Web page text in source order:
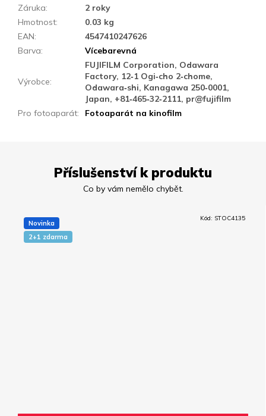
Příslušenství k produktu
Novinka
2+1 zdarma
Kód: STOC4135
Záruka:
2 roky
Hmotnost:
0.03 kg
EAN:
4547410247626
Barva: Vícebarevná
Výrobce:
FUJIFILM Corporation, Odawara
Factory, 12‑1 Ogi‑cho 2‑chome,
Odawara‑shi, Kanagawa 250‑0001,
Japan, +81‑465‑32‑2111, pr@fujifilm
Pro fotoaparát: Fotoaparát na kinofilm